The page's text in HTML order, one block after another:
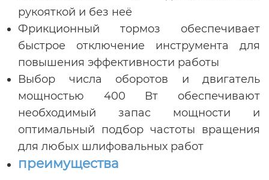
рукояткой и без неё
Фрикционный тормоз обеспечивает
быстрое отключение инструмента для
повышения эффективности работы
Выбор числа оборотов и двигатель
мощностью 400 Вт обеспечивают
необходимый запас мощности и
оптимальный подбор частоты вращения
для любых шлифовальных работ
преимущества